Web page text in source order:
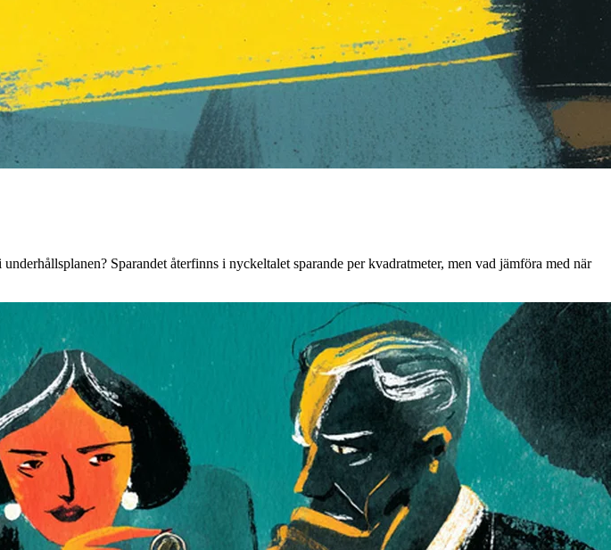
Sparandet återfinns i nyckeltalet sparande per kvadratmeter, men vad jämföra med när